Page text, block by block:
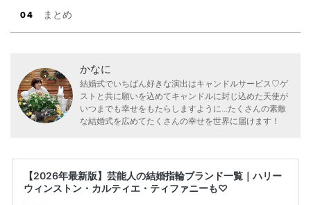
まとめ
かなに
結婚式でいちばん好きな演出はキャンドルサービス♡ゲ
ストと共に願いを込めてキャンドルに封じ込めた天使が
いつまでも幸せをもたらしますように...たくさんの素敵
な結婚式を広めてたくさんの幸せを世界に届けます！
【2026年最新版】芸能人の結婚指輪ブランド一覧｜ハリー
ウィンストン・カルティエ・ティファニーも♡